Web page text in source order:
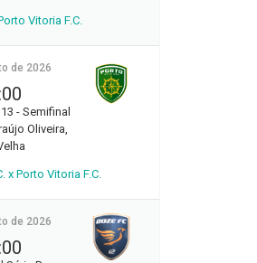
Vitoria F.C.
de 2026
- Semifinal
Oliveira,
x Porto Vitoria F.C.
de 2026